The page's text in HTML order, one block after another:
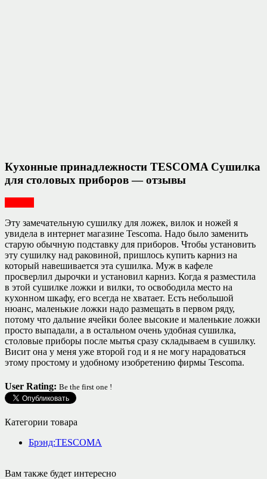
Кухонные принадлежности TESCOMA Сушилка
для столовых приборов — отзывы
Эту замечательную сушилку для ложек, вилок и ножей я
увидела в интернет магазине Tescoma. Надо было заменить
старую обычную подставку для приборов. Чтобы установить
эту сушилку над раковиной, пришлось купить карниз на
который навешивается эта сушилка. Муж в кафеле
просверлил дырочки и установил карниз. Когда я разместила
в этой сушилке ложки и вилки, то освободила место на
кухонном шкафу, его всегда не хватает. Есть небольшой
нюанс, маленькие ложки надо размещать в первом ряду,
потому что дальние ячейки более высокие и маленькие ложки
просто выпадали, а в остальном очень удобная сушилка,
столовые приборы после мытья сразу складываем в сушилку.
Висит она у меня уже второй год и я не могу нарадоваться
этому простому и удобному изобретению фирмы Tescoma.
User Rating: Be the first one !
Категории товара
Брэнд:TESCOMA
Вам также будет интересно